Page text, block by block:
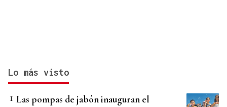
Lo más visto
Las pompas de jabón inauguran el